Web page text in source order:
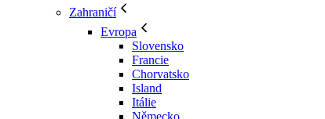
Zahraničí
Evropa
Slovensko
Francie
Chorvatsko
Island
Itálie
Německo